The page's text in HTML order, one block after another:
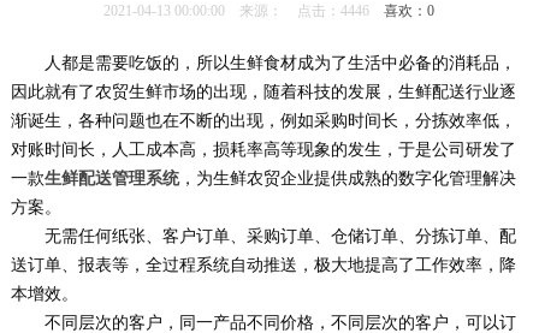
2021-04-13 00:00:00 来源： 点击：4446喜欢：0
人都是需要吃饭的，所以生鲜食材成为了生活中必备的消耗品，
因此就有了农贸生鲜市场的出现，随着科技的发展，生鲜配送行业逐
渐诞生，各种问题也在不断的出现，例如采购时间长，分拣效率低，
对账时间长，人工成本高，损耗率高等现象的发生，于是公司研发了
一款生鲜配送管理系统，为生鲜农贸企业提供成熟的数字化管理解决
方案。
无需任何纸张、客户订单、采购订单、仓储订单、分拣订单、配
送订单、报表等，全过程系统自动推送，极大地提高了工作效率，降
本增效。
不同层次的客户，同一产品不同价格，不同层次的客户，可以订